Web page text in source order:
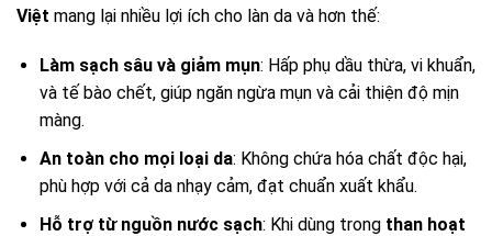
Việt mang lại nhiều lợi ích cho làn da và hơn thế:
Làm sạch sâu và giảm mụn: Hấp phụ dầu thừa, vi khuẩn,
và tế bào chết, giúp ngăn ngừa mụn và cải thiện độ mịn
màng.
An toàn cho mọi loại da: Không chứa hóa chất độc hại,
phù hợp với cả da nhạy cảm, đạt chuẩn xuất khẩu.
Hỗ trợ từ nguồn nước sạch: Khi dùng trong than hoạt